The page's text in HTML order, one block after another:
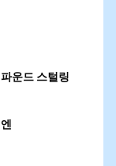
운드 스털링